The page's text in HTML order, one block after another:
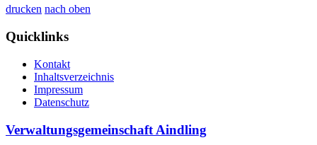
drucken nach oben
Quicklinks
Kontakt
Inhaltsverzeichnis
Impressum
Datenschutz
Verwaltungsgemeinschaft Aindling